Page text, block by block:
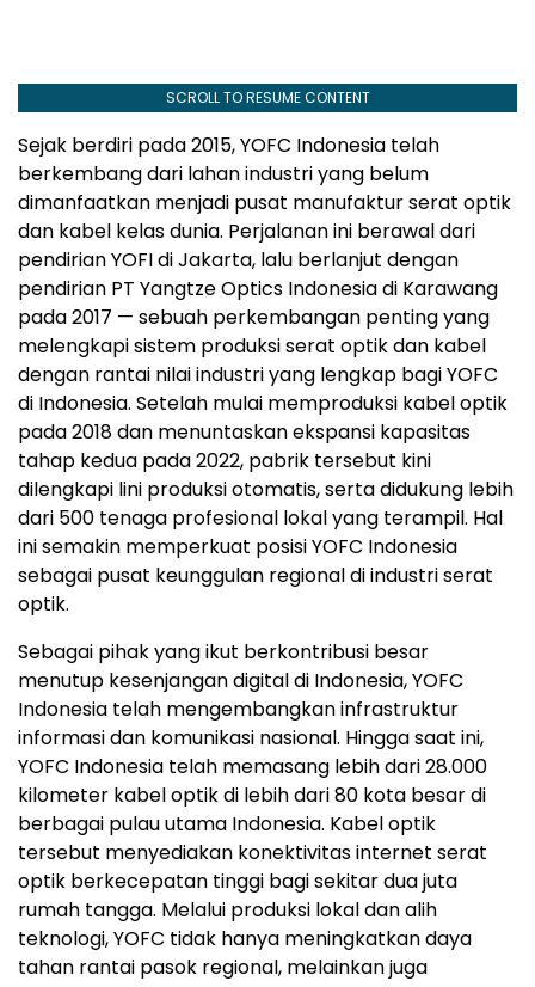
SCROLL TO RESUME CONTENT
Sejak berdiri pada 2015, YOFC Indonesia telah
berkembang dari lahan industri yang belum
dimanfaatkan menjadi pusat manufaktur serat optik
dan kabel kelas dunia. Perjalanan ini berawal dari
pendirian YOFI diJakarta, lalu berlanjut dengan
pendirian PT Yangtze Optics Indonesia di Karawang
pada 2017 — sebuah perkembangan penting yang
melengkapi sistem produksi serat optik dan kabel
dengan rantai nilai industri yang lengkap bagi YOFC
di Indonesia. Setelah mulai memproduksi kabel optik
pada 2018 dan menuntaskan ekspansi kapasitas
tahap kedua pada 2022, pabrik tersebut kini
dilengkapi lini produksi otomatis, serta didukung lebih
dari 500 tenaga profesional lokal yang terampil. Hal
ini semakin memperkuat posisi YOFC Indonesia
sebagai pusat keunggulan regional di industri serat
optik.
Sebagai pihak yang ikut berkontribusi besar
menutup kesenjangan digital di Indonesia, YOFC
Indonesia telah mengembangkan infrastruktur
informasi dan komunikasi nasional. Hingga saat ini,
YOFC Indonesia telah memasang lebih dari 28.000
kilometer kabel optik di lebih dari 80 kota besar di
berbagai pulau utama Indonesia. Kabel optik
tersebut menyediakan konektivitas internet serat
optik berkecepatan tinggi bagi sekitar dua juta
rumah tangga. Melalui produksi lokal dan alih
teknologi, YOFC tidak hanya meningkatkan daya
tahan rantai pasok regional, melainkan juga